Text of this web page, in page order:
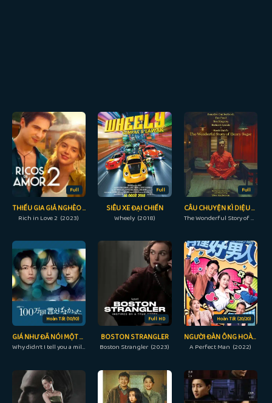
Full
THIẾU GIA GIẢ NGHÈO 2
Rich in Love 2 (2023)
Full
SIÊU XE ĐẠI CHIẾN
Wheely (2018)
Full
CÂU CHUYỆN KÌ DIỆU VỀ HENRY SUGAR
The Wonderful Story of Henry Sugar (2023)
Hoàn Tất (10/10)
GIÁ NHƯ ĐÃ NÓI MỘT TRIỆU LẦN
Why didn’t I tell you a million times? (2023)
Full HD
BOSTON STRANGLER
Boston Strangler (2023)
Hoàn Tất (20/20)
NGƯỜI ĐÀN ÔNG HOÀN HẢO
A Perfect Man (2022)